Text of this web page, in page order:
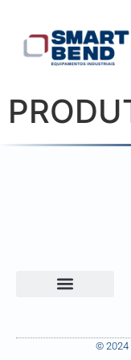
© 2024